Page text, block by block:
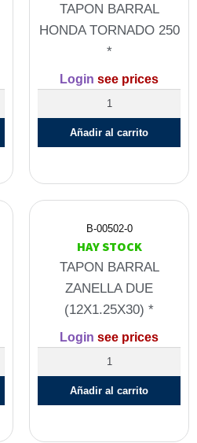
TAPON BARRAL
HONDA TORNADO 250
*
Login see prices
Añadir al carrito
B-00502-0
HAY STOCK
TAPON BARRAL
ZANELLA DUE
(12X1.25X30) *
Login see prices
Añadir al carrito